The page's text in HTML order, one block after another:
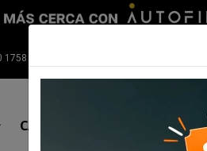
1758
CASCOS EQUIPAMIENTO